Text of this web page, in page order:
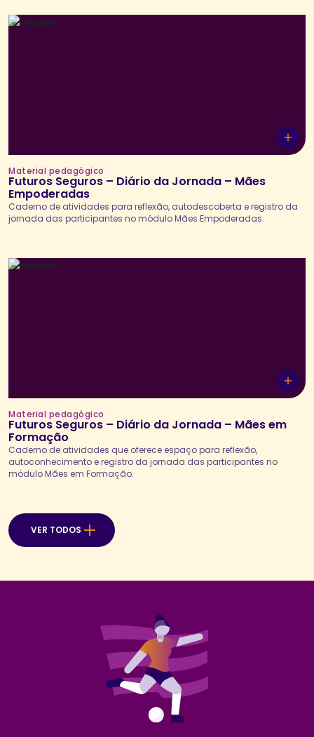
Material pedagógico
Futuros Seguros – Diário da Jornada – Mães
Empoderadas
Caderno de atividades para reflexão, autodescoberta e registro da
jornada das participantes no módulo Mães Empoderadas.
Material pedagógico
Futuros Seguros – Diário da Jornada – Mães em
Formação
Caderno de atividades que oferece espaço para reflexão,
autoconhecimento e registro da jornada das participantes no
módulo Mães em Formação.
VER TODOS